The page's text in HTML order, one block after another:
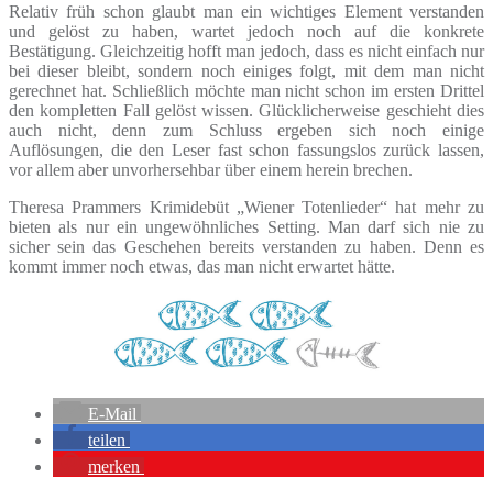
Relativ früh schon glaubt man ein wichtiges Element verstanden
und gelöst zu haben, wartet jedoch noch auf die konkrete
Bestätigung. Gleichzeitig hofft man jedoch, dass es nicht einfach nur
bei dieser bleibt, sondern noch einiges folgt, mit dem man nicht
gerechnet hat. Schließlich möchte man nicht schon im ersten Drittel
den kompletten Fall gelöst wissen. Glücklicherweise geschieht dies
auch nicht, denn zum Schluss ergeben sich noch einige
Auflösungen, die den Leser fast schon fassungslos zurück lassen,
vor allem aber unvorhersehbar über einem herein brechen.
Theresa Prammers Krimidebüt „Wiener Totenlieder“ hat mehr zu
bieten als nur ein ungewöhnliches Setting. Man darf sich nie zu
sicher sein das Geschehen bereits verstanden zu haben. Denn es
kommt immer noch etwas, das man nicht erwartet hätte.
E-Mail
teilen
merken